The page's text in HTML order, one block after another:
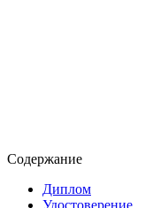
Содержание
Диплом
Удостоверение